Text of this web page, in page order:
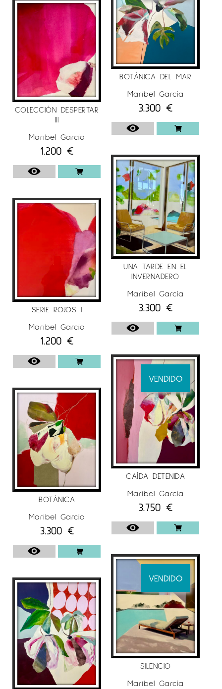
COLECCIÓN DESPERTAR
III
Maribel García
1.200 €
SERIE ROJOS I
Maribel García
1.200 €
BOTÁNICA
Maribel García
3.300 €
BOTÁNICA DEL MAR
Maribel García
3.300 €
UNA TARDE EN EL
INVERNADERO
Maribel García
3.300 €
VENDIDO
CAÍDA DETENIDA
Maribel García
3.750 €
VENDIDO
SILENCIO
Maribel García